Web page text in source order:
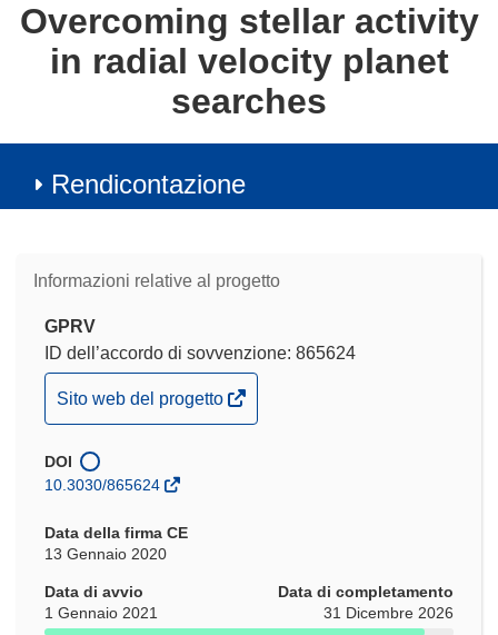
Overcoming stellar activity
in radial velocity planet
searches
Rendicontazione
Informazioni relative al progetto
GPRV
ID dell’accordo di sovvenzione: 865624
(si
apre
una
finestra)
Sito web del progetto
DOI
10.3030/865624
Data della firma CE
13 Gennaio 2020
Data di avvio
1 Gennaio 2021
Data di completamento
31 Dicembre 2026